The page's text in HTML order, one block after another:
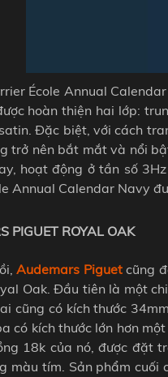
École Annual
hoàn thiện hai lớp:
Đặc biệt, với cách
trở nên bắt mắt và nổi
hoạt động ở tần số
Annual Calendar Navy
PIGUET ROYAL OAK
Audemars Piguetcũng
Oak. Đầu tiên là một
cũng có kích thước
có kích thước lớn hơn
18k của nó, được đặt
màu tím. Sản phẩm cuối